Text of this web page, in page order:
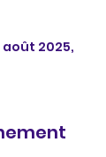
août 2025,